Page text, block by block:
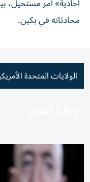
محادثاته في بكين.
الولايات المتحدة